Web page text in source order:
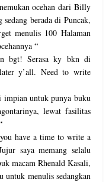
ocehan dari Billy
berada di Puncak,
menulis 100 Halaman
“
bgt! Serasa ky bkn di
y’all. Need to write
impian untuk punya buku
lewat fasilitas
have a time to write a
saya memang selalu
macam Rhenald Kasali,
menulis sedangkan